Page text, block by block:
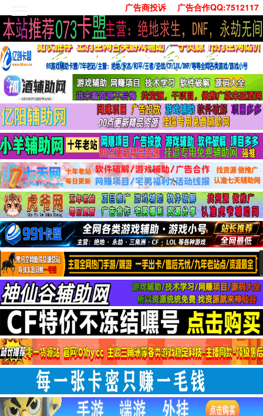
广告商投诉 广告合作QQ:7512117
首页
技术学习
安卓绿化
单机游戏
社交娱乐
系统工具
活动线报
常用办公
源码收集
值得一看
两性情感